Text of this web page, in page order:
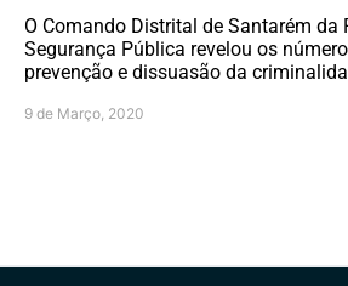
O Comando Distrital de Santarém da
Segurança Pública revelou os
prevenção e dissuasão da
9 de Março, 2020